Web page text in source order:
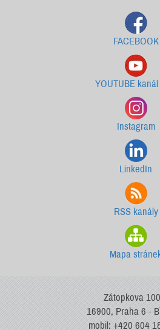
FACEBOOK
YOUTUBE kanál
Instagram
LinkedIn
RSS kanály
Mapa
Zátopkova
16900, Praha 6 -
mobil: +420 604